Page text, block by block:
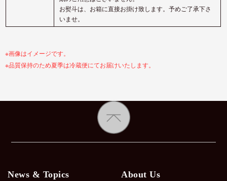
お熨斗は、お箱に直接お掛け致します。予めご了承下さ
いませ。
※画像はイメージです。
※品質保持のため夏季は冷蔵便にてお届けいたします。
News & Topics About Us